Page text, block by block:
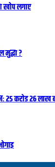
खोप लगाए
मुद्धा ?
२५ करोड २६